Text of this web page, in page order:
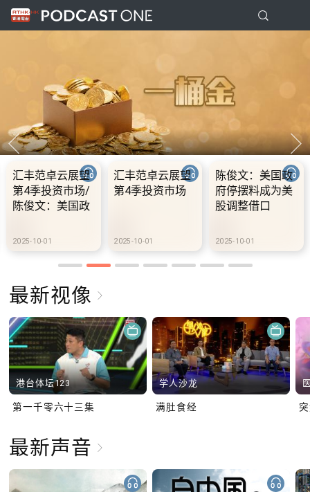
望
场
陈俊文：美国政
府停摆料成为美
股调整借口
2025-10-01
10.2.1 内地国庆
假期连中秋节假
期 不少内地旅客
10.2.2
前当局提
3000支高
充电站
最新视像
港台体坛123
第一千零六十三集
学人沙龙
满肚食经
最新声音